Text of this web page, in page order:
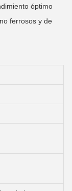
óptimo
ferrosos y de